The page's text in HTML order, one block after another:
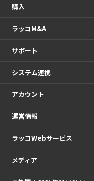
購入
ラッコM&A
サポート
システム連携
アカウント
運営情報
ラッコWebサービス
メディア